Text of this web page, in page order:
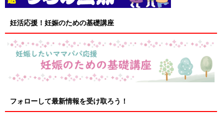
妊活応援！妊娠のための基礎講座
フォローして最新情報を受け取ろう！